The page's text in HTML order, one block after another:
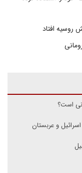
روسیه افتاد
است؟
و عربستان